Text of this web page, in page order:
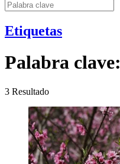
Etiquetas
Palabra clave:
3 Resultado